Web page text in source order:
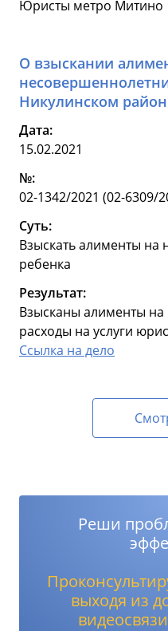
Юристы метро Митино
О взыскании
Никулинском
Дата:
15.02.2021
№:
02-1342/2021 (02-6309/
Суть:
Взыскать алименты на
ребенка
Результат:
Взысканы алименты
расходы на услуги
Ссылка на дело
Реши
выходя из